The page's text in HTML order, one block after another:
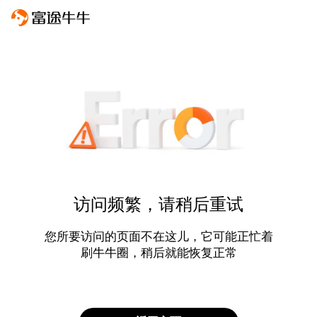
访问频繁，请稍后重试
您所要访问的页面不在这儿，它可能正忙着
刷牛牛圈，稍后就能恢复正常